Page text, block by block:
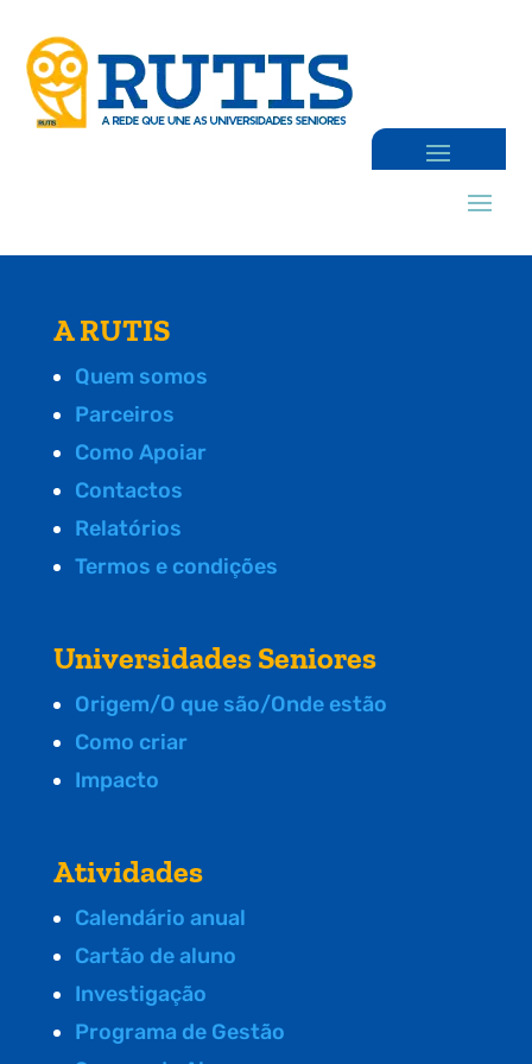
A RUTIS
Quem somos
Parceiros
Como Apoiar
Contactos
Relatórios
Termos e condições
Universidades Seniores
Origem/O que são/Onde estão
Como criar
Impacto
Atividades
Calendário anual
Cartão de aluno
Investigação
Programa de Gestão